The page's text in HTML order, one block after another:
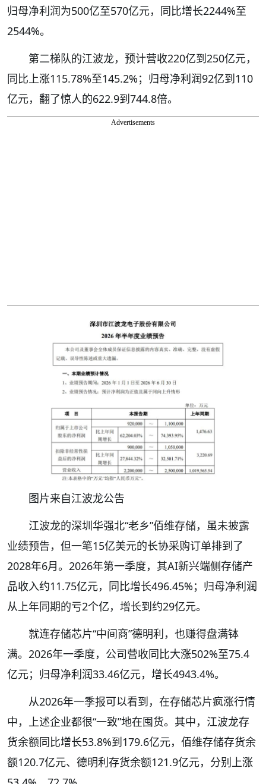
归母净利润为500亿至570亿元，同比增长2244%至
2544%。
第二梯队的江波龙，预计营收220亿到250亿元，
同比上涨115.78%至145.2%；归母净利润92亿到110
亿元，翻了惊人的622.9到744.8倍。
Advertisements
图片来自江波龙公告
江波龙的深圳华强北“老乡”佰维存储，虽未披露
业绩预告，但一笔15亿美元的长协采购订单排到了
2028年6月。2026年第一季度，其AI新兴端侧存储产
品收入约11.75亿元，同比增长496.45%；归母净利润
从上年同期的亏2个亿，增长到约29亿元。
就连存储芯片“中间商”德明利，也赚得盘满钵
满。2026年一季度，公司营收同比大涨502%至75.4
亿元；归母净利润33.46亿元，增长4943.4%。
从2026年一季报可以看到，在存储芯片疯涨行情
中，上述企业都很“一致”地在囤货。其中，江波龙存
货余额同比增长53.8%到179.6亿元，佰维存储存货余
额120.7亿元、德明利存货余额121.9亿元，分别上涨